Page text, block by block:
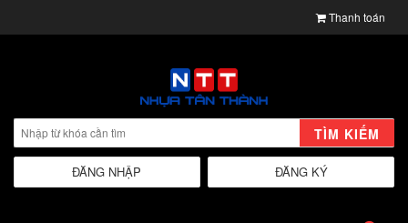
Thanh toán
TÌM KIẾM
ĐĂNG KÝ
ĐĂNG NHẬP